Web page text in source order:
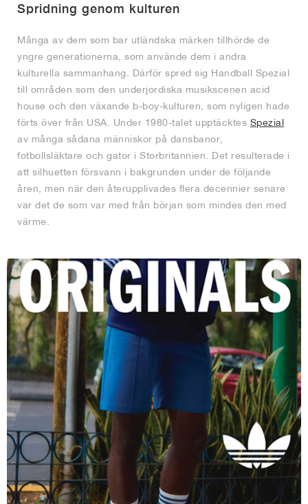
Spridning genom kulturen
Många av dem som bar utländska märken tillhörde de
yngre generationerna, som använde dem i andra
kulturella sammanhang. Därför spred sig Handball Spezial
till områden som den underjordiska musikscenen acid
house och den växande b-boy-kulturen, som nyligen hade
förts över från USA. Under 1980-talet upptäcktes Spezial
av många sådana människor på dansbanor,
fotbollsläktare och gator i Storbritannien. Det resulterade i
att silhuetten försvann i bakgrunden under de följande
åren, men när den återupplivades flera decennier senare
var det de som var med från början som mindes den med
värme.